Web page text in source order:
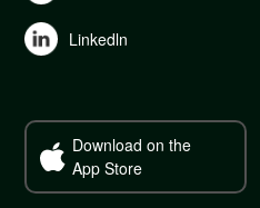
Linkedln
Download on the
App Store